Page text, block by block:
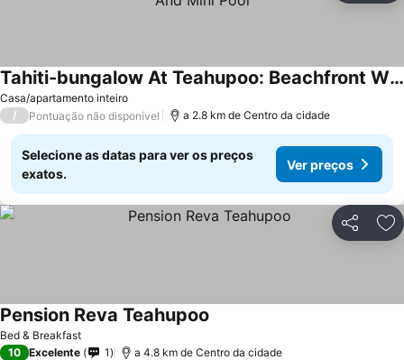
Casa/apartamento inteiro
Tahiti-bungalow At Teahupoo: Beachfront With Pountoon And Mini Pool
/ Pontuação não disponível a 2.8 km de Centro da cidade
Selecione as datas para ver os preços
exatos.
Ver preços
Partilhar
Bed & Breakfast
Pension Reva Teahupoo
10 Excelente 1 a 4.8 km de Centro da cidade